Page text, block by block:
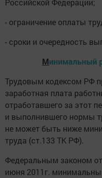
Российской Федерации;
- ограничение оплаты
- сроки и очередность
Минимальный
Трудовым кодексом РФ
заработная плата
отработавшего за этот
и выполнившего нормы
не может быть ниже
труда (ст.133 ТК РФ).
Федеральным законом
июня 2011г.